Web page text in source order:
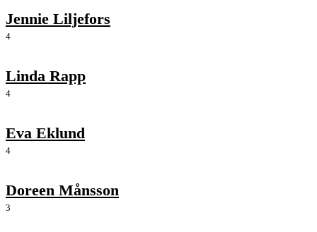
Jennie Liljefors
4
Linda Rapp
4
Eva Eklund
4
Doreen Månsson
3